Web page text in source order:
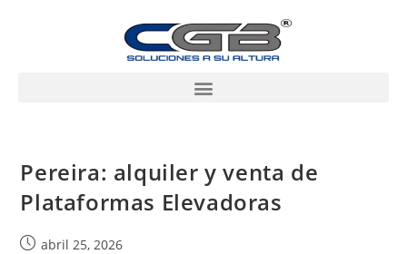
Pereira: alquiler y venta de
Plataformas Elevadoras
abril 25, 2026